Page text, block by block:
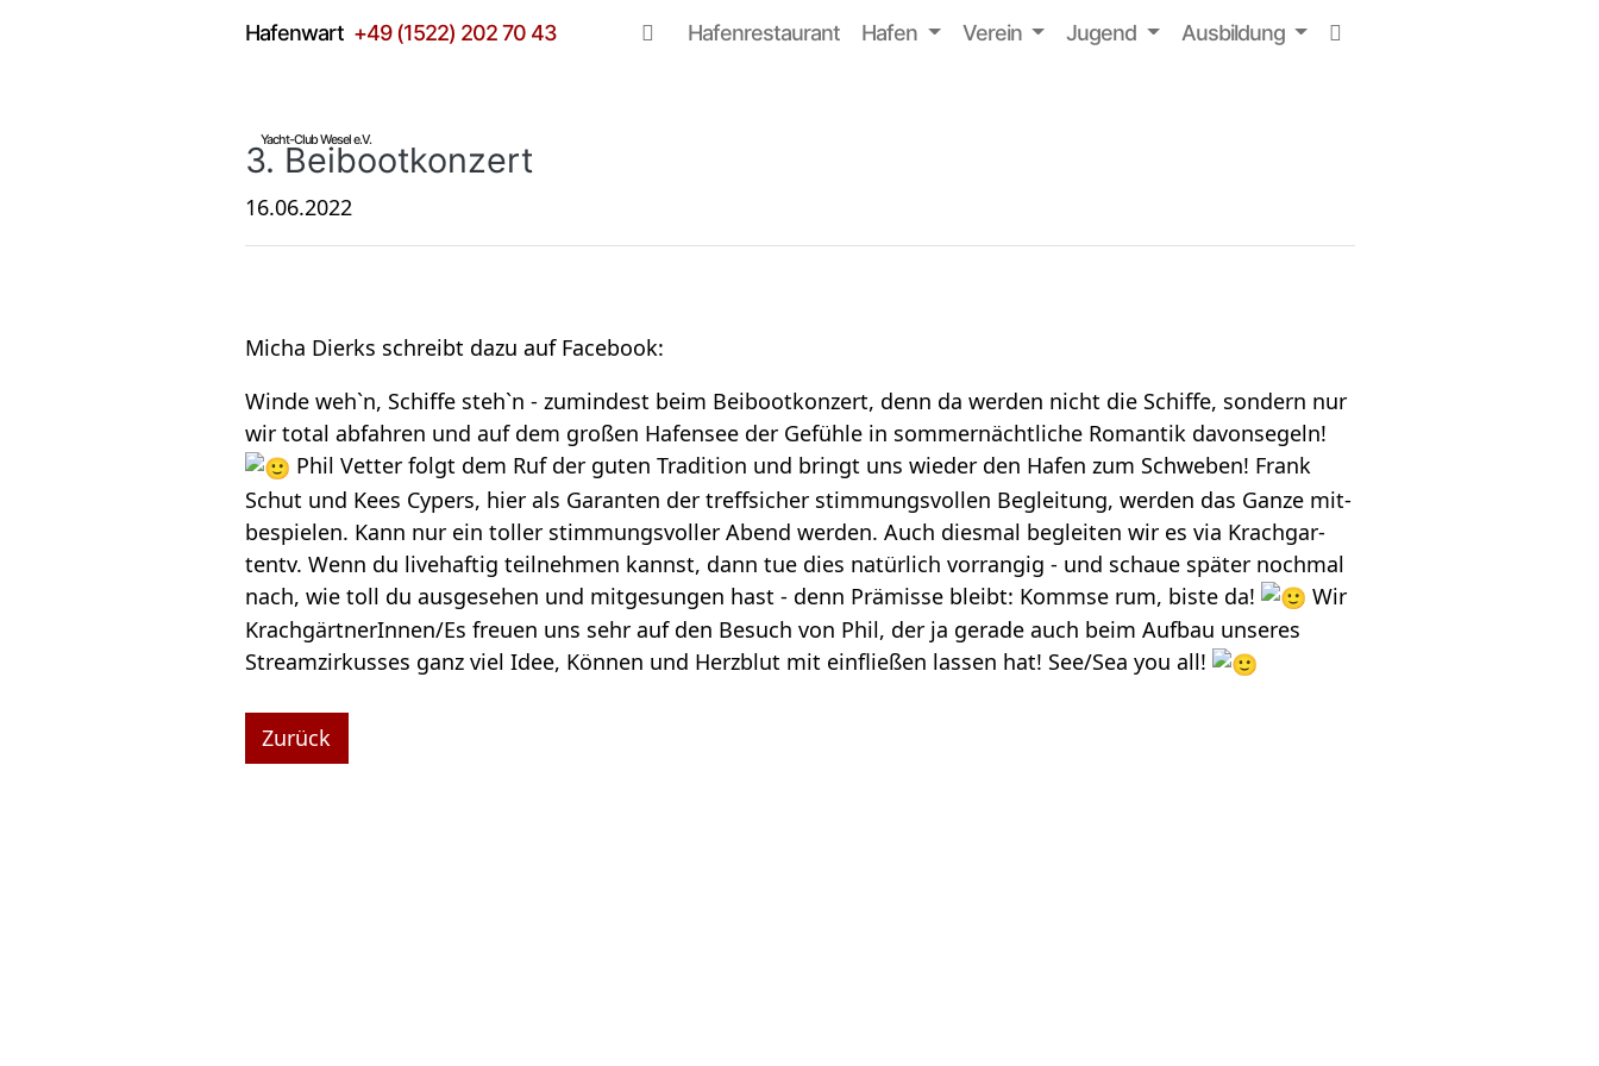
Hafen­wart +49 (1522) 202 70 43
Yacht-Club Wesel e.V.
Navi­ga­tion über­sprin­gen
Hafen­re­stau­rant Hafen Ver­ein Jugend Aus­bil­dung
3. Bei­boot­kon­zert
16.06.2022
Micha Dierks schreibt dazu auf Face­book:
Winde weh`n, Schiffe steh`n - zumin­dest beim Bei­boot­kon­zert, denn da wer­den nicht die Schiffe, son­dern nur
wir total abfah­ren und auf dem gro­ßen Hafen­see der Gefühle in som­mer­nächt­li­che Roman­tik davon­se­geln!
Phil Vet­ter folgt dem Ruf der guten Tra­di­tion und bringt uns wie­der den Hafen zum Schwe­ben! Frank
Schut und Kees Cypers, hier als Garan­ten der treff­si­cher stim­mungs­vol­len Beglei­tung, wer­den das Ganze mit­
be­spie­len. Kann nur ein tol­ler stim­mungs­vol­ler Abend wer­den. Auch dies­mal beglei­ten wir es via Krach­gar­
tentv. Wenn du live­haf­tig teil­neh­men kannst, dann tue dies natür­lich vor­ran­gig - und schaue spä­ter noch­mal
nach, wie toll du aus­ge­se­hen und mit­ge­sun­gen hast - denn Prä­misse bleibt: Kommse rum, biste da!
Wir
Krach­gärt­ne­rIn­nen/Es freuen uns sehr auf den Besuch von Phil, der ja gerade auch beim Auf­bau unse­res
Stream­zir­kus­ses ganz viel Idee, Kön­nen und Herz­blut mit ein­flie­ßen las­sen hat! See/Sea you all!
Zurück